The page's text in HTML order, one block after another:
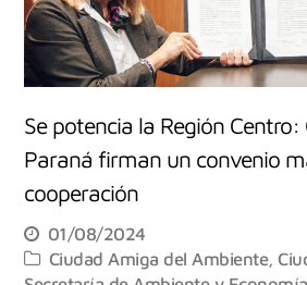
Se potencia la Región Centro:
Paraná firman un convenio
cooperación
01/08/2024
Ciudad Amiga del Ambiente,